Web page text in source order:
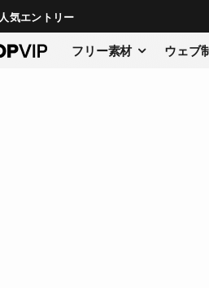
人気エントリー
フリー素材 ウェブ